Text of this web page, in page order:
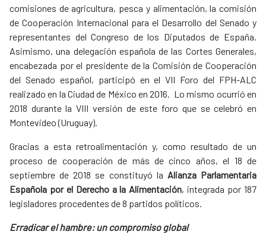
comisiones de agricultura, pesca y alimentación, la comisión
de Cooperación Internacional para el Desarrollo del Senado y
representantes del Congreso de los Diputados de España.
Asimismo, una delegación española de las Cortes Generales,
encabezada por el presidente de la Comisión de Cooperación
del Senado español, participó en el VII Foro del FPH-ALC
realizado en la Ciudad de México en 2016. Lo mismo ocurrió en
2018 durante la VIII versión de este foro que se celebró en
Montevideo (Uruguay).
Gracias a esta retroalimentación y, como resultado de un
proceso de cooperación de más de cinco años, el 18 de
septiembre de 2018 se constituyó la Alianza Parlamentaria
Española por el Derecho a la Alimentación, integrada por 187
legisladores procedentes de 8 partidos políticos.
Erradicar el hambre: un compromiso global